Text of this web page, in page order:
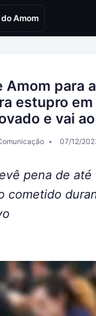
Amom
Amom para
estupro
e vai
07/12/
pena de até
cometido